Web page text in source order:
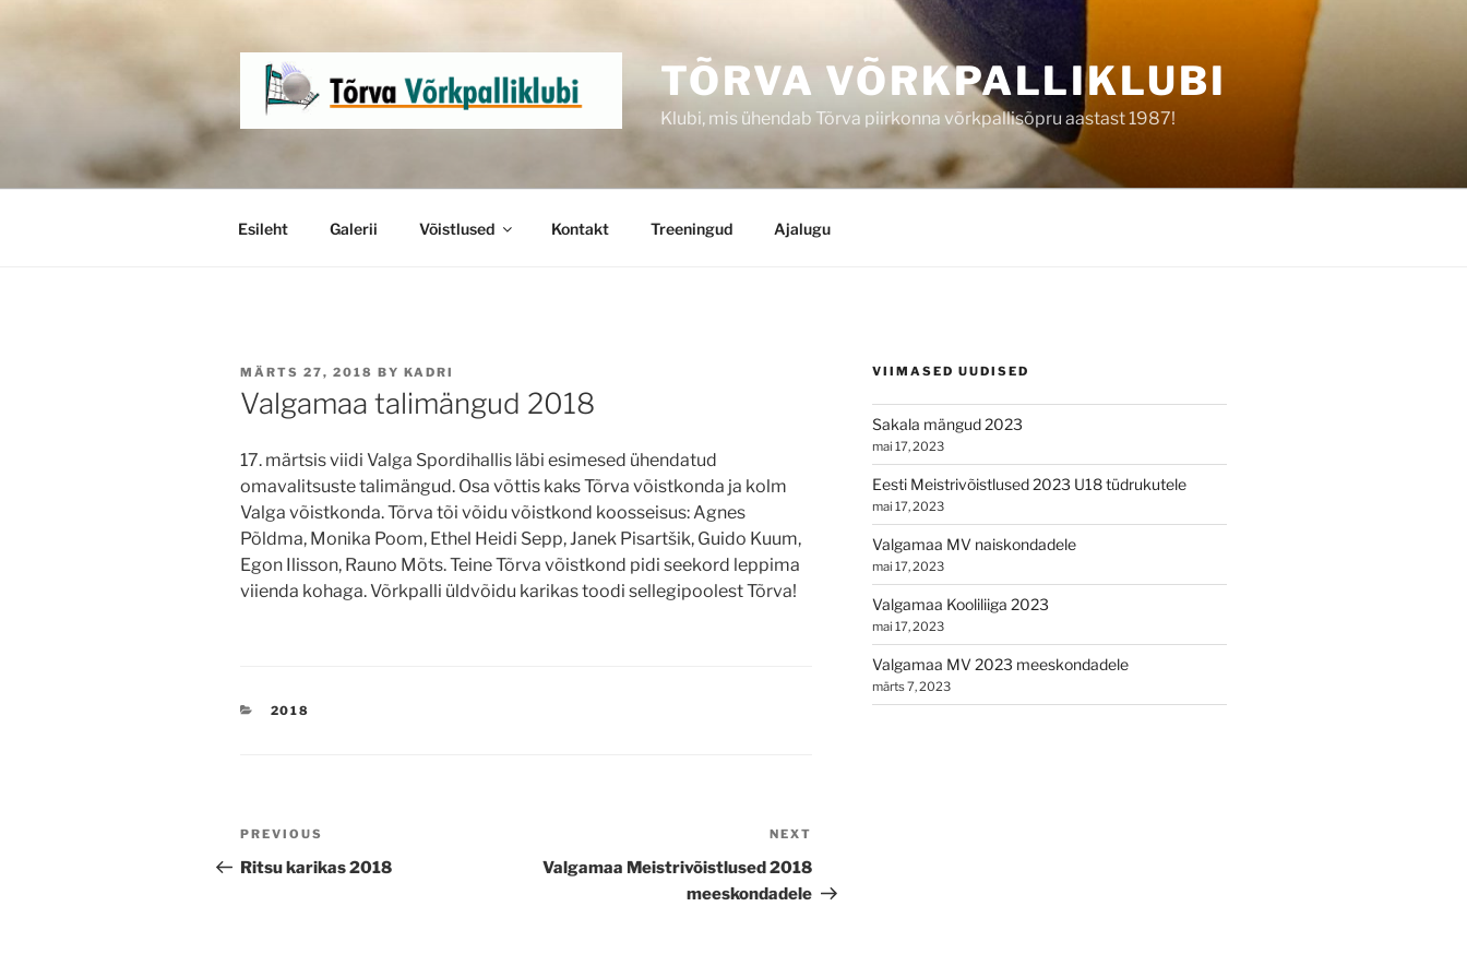
TÕRVA VÕRKPALLIKLUBI
Klubi, mis ühendab Tõrva piirkonna võrkpallisõpru aastast 1987!
Esileht Galerii Võistlused Kontakt Treeningud Ajalugu
POSTED
ON
MÄRTS 27, 2018 BY KADRI
Valgamaa talimängud 2018
17. märtsis viidi Valga Spordihallis läbi esimesed ühendatud
omavalitsuste talimängud. Osa võttis kaks Tõrva võistkonda ja kolm
Valga võistkonda. Tõrva tõi võidu võistkond koosseisus: Agnes
Põldma, Monika Poom, Ethel Heidi Sepp, Janek Pisartšik, Guido Kuum,
Egon Ilisson, Rauno Mõts. Teine Tõrva võistkond pidi seekord leppima
viienda kohaga. Võrkpalli üldvõidu karikas toodi sellegipoolest Tõrva!
CATEGORIES
2018
Navigeerimine
Previous
Post
PREVIOUS
Ritsu karikas 2018
Post
NEXT
Valgamaa Meistrivõistlused 2018
meeskondadele
VIIMASED UUDISED
Sakala mängud 2023
mai 17, 2023
Eesti Meistrivõistlused 2023 U18 tüdrukutele
mai 17, 2023
Valgamaa MV naiskondadele
mai 17, 2023
Valgamaa Kooliliiga 2023
mai 17, 2023
Valgamaa MV 2023 meeskondadele
märts 7, 2023